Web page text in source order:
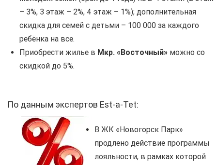
– 3%, 3 этаж – 2%, 4 этаж – 1%); дополнительная
скидка для семей с детьми – 100 000 за каждого
ребёнка на все.
Приобрести жилье в Мкр. «Восточный» можно со
скидкой до 5%.
По данным экспертов Est-a-Tet:
В ЖК «Новогорск Парк»
продлено действие программы
лояльности, в рамках которой